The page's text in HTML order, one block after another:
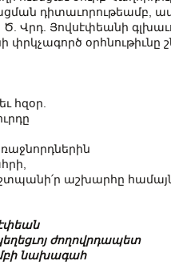
դիտաւորութեամբ,
Ծ. Վրդ. Յովսէփեանի
փրկչագործ օրհնութիւնը
հզօր.
աշխարհը
ժողովրդապետ
նախագահ